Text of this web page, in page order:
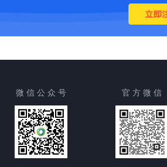
微 信 公 众 号 官 方 微 信